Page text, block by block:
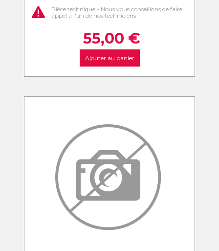
Pièce technique - Nous vous conseillons de faire
appel à l'un de nos techniciens
55,00 €
Ajouter au panier